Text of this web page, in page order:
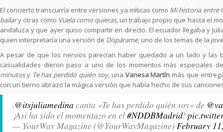
El concierto transcurría entre versiones ya míticas como Mi historia entre
bailary otras como Vuela como quieras, un trabajo propio que hasta el
andaluza y que ayer quiso compartir en directo. El ecuador llegaba y
quien interpretaría una versión de Dispárame, uno de los temas de la
A pesar de que los nervios parecían haber quedado a un lado y las
casualidades dieron paso a uno de los momentos más especiales
minutosy Te has perdido quién soy, una Vanesa Martín más que
con un tierno abrazo la mágica versión que había hecho de sus
.@itsjuliamedina canta «Te has perdido quién soy» de
¡Así ha sido el momentazo en el#NDDBMadrid!
— YourWay Magazine (@YourWayMagazine) February